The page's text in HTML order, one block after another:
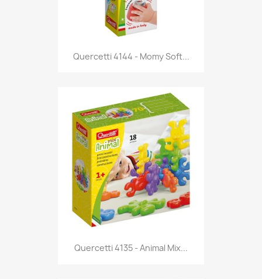
Anteprima
Quercetti 4144 - Momy Soft...
Anteprima
Quercetti 4135 - Animal Mix...